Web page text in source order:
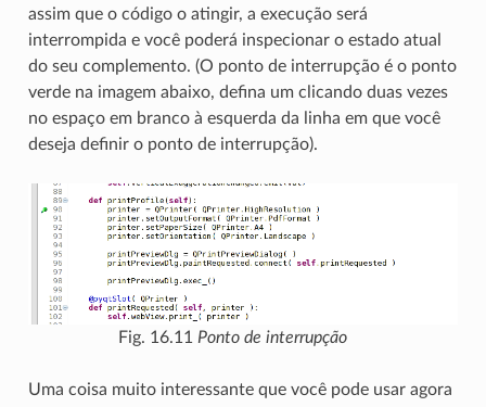
assim que o código o atingir, a execução será
interrompida e você poderá inspecionar o estado atual
do seu complemento. (O ponto de interrupção é o ponto
verde na imagem abaixo, defina um clicando duas vezes
no espaço em branco à esquerda da linha em que você
deseja definir o ponto de interrupção).
Fig. 16.11 Ponto de interrupção
Uma coisa muito interessante que você pode usar agora